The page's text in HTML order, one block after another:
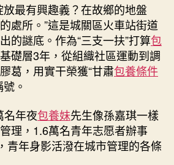
放最有興趣義？在故鄉的地盤
處所。”這是城關區火車站街道
的謎底。作為“三支一扶”打算包
礎層3年，從組織社區運動到調
葛，用實干榮獲“甘肅包養條件
。
名年夜包養妹先生像孫嘉琪一樣
理，1.6萬名青年志愿者辦事
青年身影活潑在城市管理的各條